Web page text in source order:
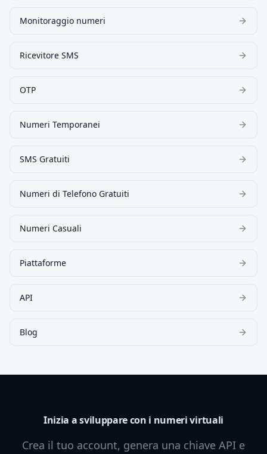
Monitoraggio numeri
Ricevitore SMS
OTP
Numeri Temporanei
SMS Gratuiti
Numeri di Telefono Gratuiti
Numeri Casuali
Piattaforme
API
Blog
Inizia a sviluppare con i numeri virtuali
Crea il tuo account, genera una chiave API e